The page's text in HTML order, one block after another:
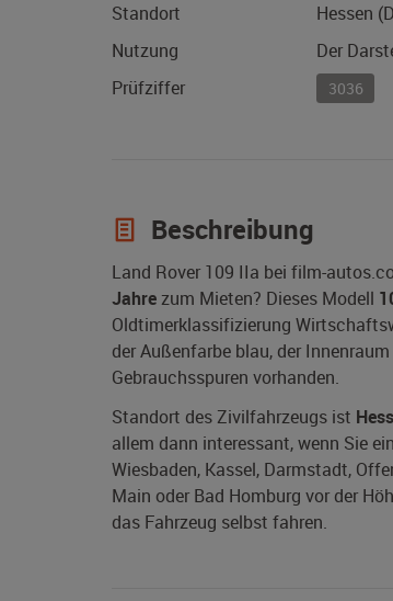
Standort
Hessen
Nutzung
Der
Prüfziffer
3036
Beschreibung
Land Rover 109 IIa bei film-
Jahrezum Mieten? Dieses Modell
Oldtimerklassifizierung
der Außenfarbe blau, der
Gebrauchsspuren vorhanden.
Standort des Zivilfahrzeugs ist
allem dann interessant, wenn Sie
Wiesbaden, Kassel, Darmstadt,
Main oder Bad Homburg vor der
das Fahrzeug selbst fahren.